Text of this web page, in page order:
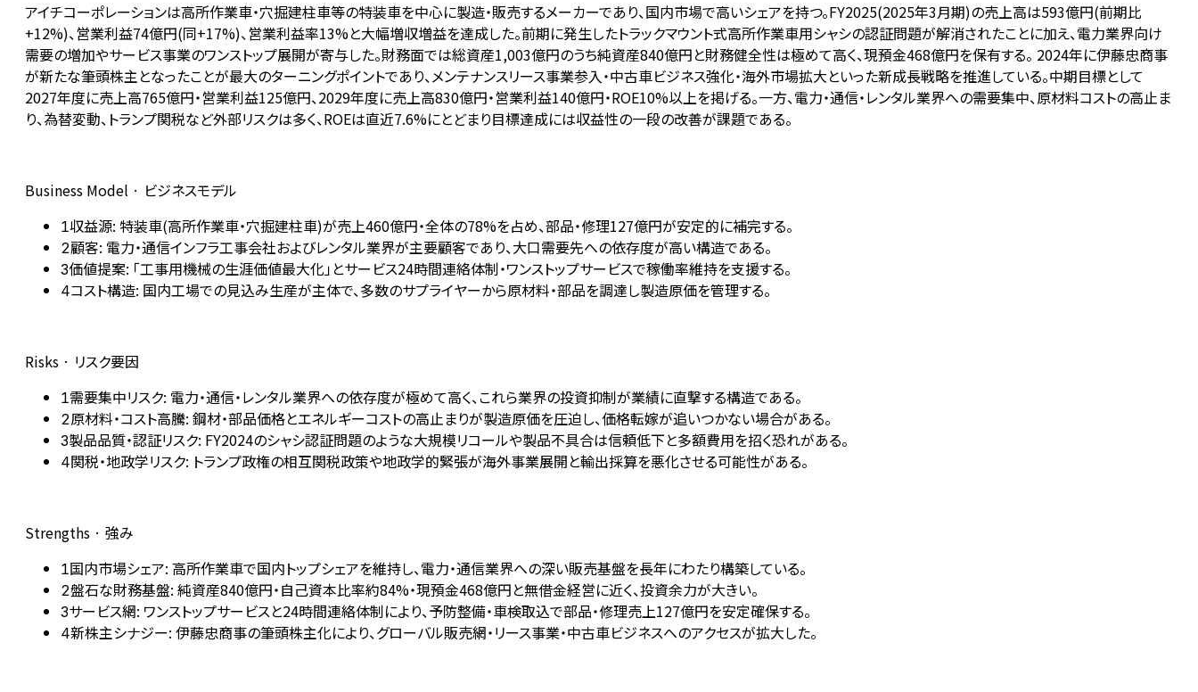
アイチコーポレーションは高所作業車・穴掘建柱車等の特装車を中心に製造・販売するメーカーであり、国内市場で高いシェアを持つ。FY2025(2025年3月期)の売上高は593億円(前期比
+12%)、営業利益74億円(同+17%)、営業利益率13%と大幅増収増益を達成した。前期に発生したトラックマウント式高所作業車用シャシの認証問題が解消されたことに加え、電力業界向け
需要の増加やサービス事業のワンストップ展開が寄与した。財務面では総資産1,003億円のうち純資産840億円と財務健全性は極めて高く、現預金468億円を保有する。 2024年に伊藤忠商事
が新たな筆頭株主となったことが最大のターニングポイントであり、メンテナンスリース事業参入・中古車ビジネス強化・海外市場拡大といった新成長戦略を推進している。中期目標として
2027年度に売上高765億円・営業利益125億円、2029年度に売上高830億円・営業利益140億円・ROE10%以上を掲げる。一方、電力・通信・レンタル業界への需要集中、原材料コストの高止ま
り、為替変動、トランプ関税など外部リスクは多く、ROEは直近7.6%にとどまり目標達成には収益性の一段の改善が課題である。
Business Model · ビジネスモデル
1収益源: 特装車(高所作業車・穴掘建柱車)が売上460億円・全体の78%を占め、部品・修理127億円が安定的に補完する。
2顧客: 電力・通信インフラ工事会社およびレンタル業界が主要顧客であり、大口需要先への依存度が高い構造である。
3価値提案: 「工事用機械の生涯価値最大化」とサービス24時間連絡体制・ワンストップサービスで稼働率維持を支援する。
4コスト構造: 国内工場での見込み生産が主体で、多数のサプライヤーから原材料・部品を調達し製造原価を管理する。
Risks · リスク要因
1需要集中リスク: 電力・通信・レンタル業界への依存度が極めて高く、これら業界の投資抑制が業績に直撃する構造である。
2原材料・コスト高騰: 鋼材・部品価格とエネルギーコストの高止まりが製造原価を圧迫し、価格転嫁が追いつかない場合がある。
3製品品質・認証リスク: FY2024のシャシ認証問題のような大規模リコールや製品不具合は信頼低下と多額費用を招く恐れがある。
4関税・地政学リスク: トランプ政権の相互関税政策や地政学的緊張が海外事業展開と輸出採算を悪化させる可能性がある。
Strengths · 強み
1国内市場シェア: 高所作業車で国内トップシェアを維持し、電力・通信業界への深い販売基盤を長年にわたり構築している。
2盤石な財務基盤: 純資産840億円・自己資本比率約84%・現預金468億円と無借金経営に近く、投資余力が大きい。
3サービス網: ワンストップサービスと24時間連絡体制により、予防整備・車検取込で部品・修理売上127億円を安定確保する。
4新株主シナジー: 伊藤忠商事の筆頭株主化により、グローバル販売網・リース事業・中古車ビジネスへのアクセスが拡大した。